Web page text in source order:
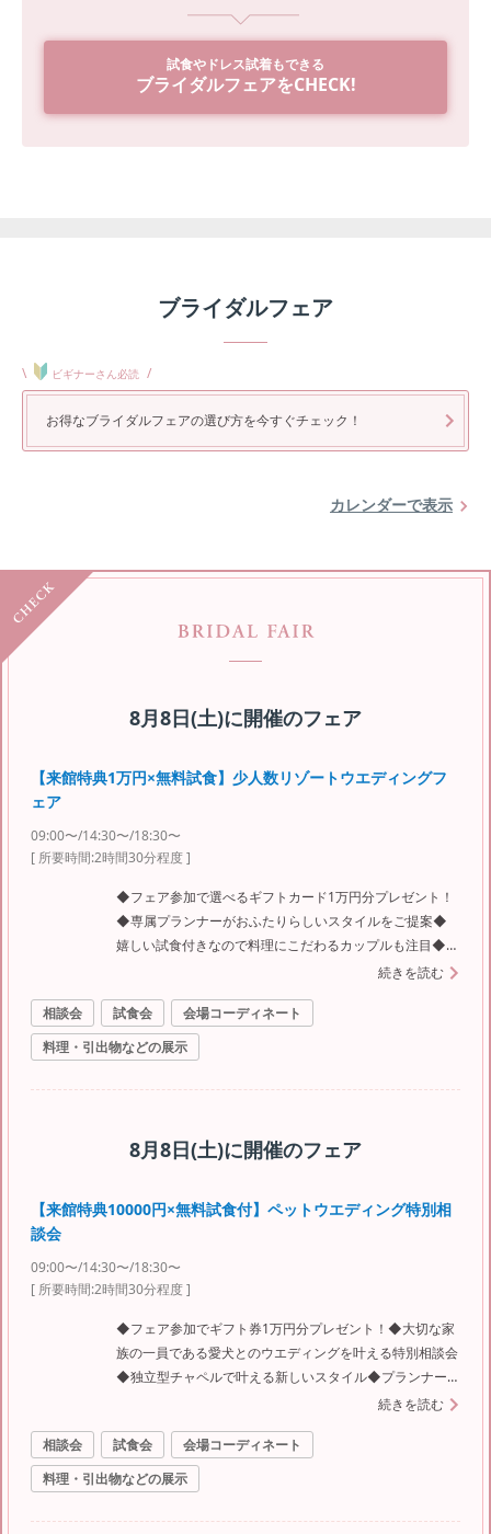
試食やドレス試着もできる
ブライダルフェアをCHECK!
ブライダルフェア
\ ビギナーさん必読 /
お得なブライダルフェアの選び方を今すぐチェック！
カレンダーで表示
8月8日(土)に開催のフェア
【来館特典1万円×無料試食】少人数リゾートウエディングフ
ェア
09:00〜/14:30〜/18:30〜
[ 所要時間:2時間30分程度]
◆フェア参加で選べるギフトカード1万円分プレゼント！
◆専属プランナーがおふたりらしいスタイルをご提案◆
嬉しい試食付きなので料理にこだわるカップルも注目◆空
と海に包まれるチャペル見学や函館の魅力もご案内
続きを読む
相談会 試食会
会場コーディネート
料理・引出物などの展示
8月8日(土)に開催のフェア
【来館特典10000円×無料試食付】ペットウエディング特別相
談会
09:00〜/14:30〜/18:30〜
[ 所要時間:2時間30分程度]
◆フェア参加でギフト券1万円分プレゼント！◆大切な家
族の一員である愛犬とのウエディングを叶える特別相談会
◆独立型チャペルで叶える新しいスタイル◆プランナー
にロケーションやドレスのこだわりもしっかり相談
続きを読む
相談会 試食会
会場コーディネート
料理・引出物などの展示